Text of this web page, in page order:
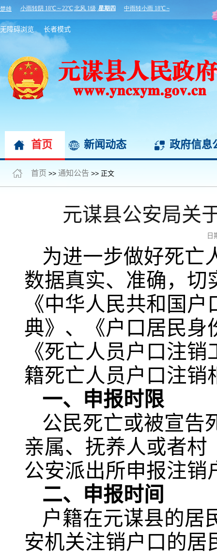
无障碍浏览 长者模式
首页 新闻动态 政府信息
首页 >> 通知公告 >> 正文
元谋县公安局关
日
为进一步做好死亡
数据真实、准确，切
《中华人民共和国
典》、《户口居民身
《死亡人员户口注
籍死亡人员户口注销
一、申报时限
公民死亡或被宣告
亲属、抚养人或者村
公安派出所申报注销
二、申报时间
户籍在元谋县的居
安机关注销户口的居